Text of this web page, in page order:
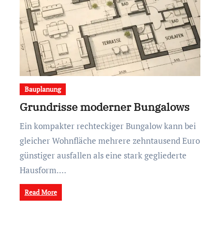
Bauplanung
Grundrisse moderner Bungalows
Ein kompakter rechteckiger Bungalow kann bei
gleicher Wohnfläche mehrere zehntausend Euro
günstiger ausfallen als eine stark gegliederte
Hausform.…
Read More